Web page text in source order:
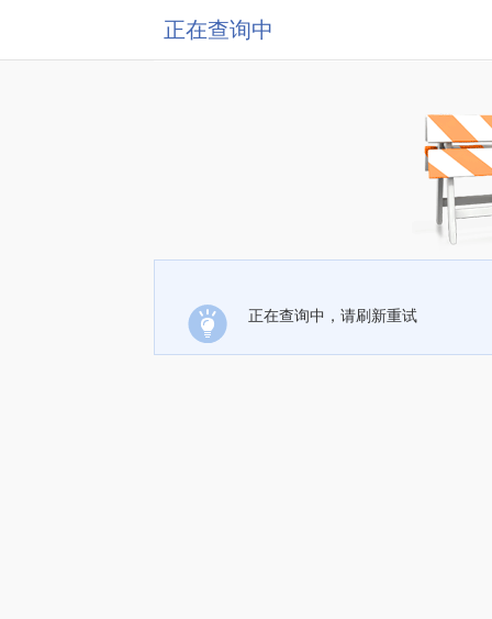
正在查询中
正在查询中，请刷新重试